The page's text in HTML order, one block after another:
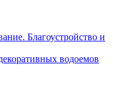
Благоустройство и
водоемов